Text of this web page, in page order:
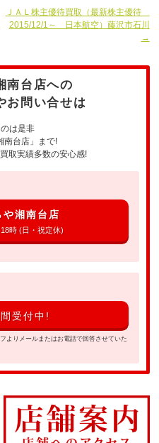
ＪＡＬ株主優待買取（最新株主優待
2015/12/1～ 日本航空）藤沢市石川
→
南台店への
お問い合せは
は是非
南台店」まで!
取実績多数の安心感!
や湘南台店
時 (日・祝定休)
受付中!
よりメールまたはお電話で回答させていた